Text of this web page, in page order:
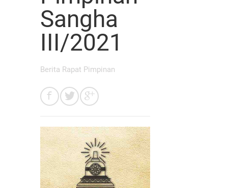
Sangha
III/2021
Berita Rapat Pimpinan